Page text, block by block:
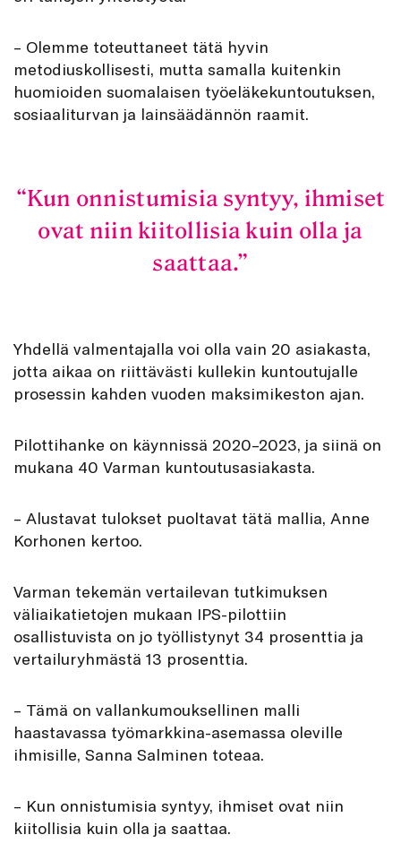
– Olemme toteuttaneet tätä hyvin
metodiuskollisesti, mutta samalla kuitenkin
huomioiden suomalaisen työeläkekuntoutuksen,
sosiaaliturvan ja lainsäädännön raamit.
Kun onnistumisia syntyy, ihmiset
ovat niin kiitollisia kuin olla ja
saattaa.
Yhdellä valmentajalla voi olla vain 20 asiakasta,
jotta aikaa on riittävästi kullekin kuntoutujalle
prosessin kahden vuoden maksimikeston ajan.
Pilottihanke on käynnissä 2020–2023, ja siinä on
mukana 40 Varman kuntoutusasiakasta.
– Alustavat tulokset puoltavat tätä mallia, Anne
Korhonen kertoo.
Varman tekemän vertailevan tutkimuksen
väliaikatietojen mukaan IPS-pilottiin
osallistuvista on jo työllistynyt 34 prosenttia ja
vertailuryhmästä 13 prosenttia.
– Tämä on vallankumouksellinen malli
haastavassa työmarkkina-asemassa oleville
ihmisille, Sanna Salminen toteaa.
– Kun onnistumisia syntyy, ihmiset ovat niin
kiitollisia kuin olla ja saattaa.